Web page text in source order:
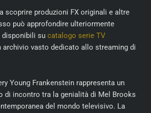
scoprire produzioni FX originali e altre
può approfondire ulteriormente
su catalogo serie TV
archivio vasto dedicato allo streaming di
Young Frankenstein rappresenta un
di incontro tra la genialità di Mel Brooks
del mondo televisivo. La